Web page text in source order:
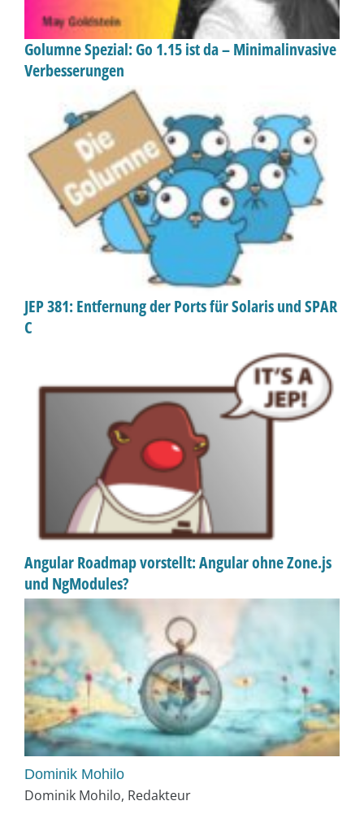
Golumne Spezial: Go 1.15 ist da – Minimalinvasive
Verbesserungen
JEP 381: Entfernung der Ports für Solaris und SPAR
C
Angular Roadmap vorstellt: Angular ohne Zone.js
und NgModules?
Dominik Mohilo
Dominik Mohilo, Redakteur